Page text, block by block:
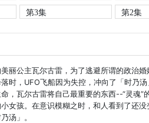
第3集 第2集
丽公主瓦尔古雷，为了逃避所谓的政治
，UFO飞船因为失控，冲向了「时乃
瓦尔古雷将自己最重要的东西--“灵魂”
女孩。在意识模糊之时，和人看到了还
汤」。